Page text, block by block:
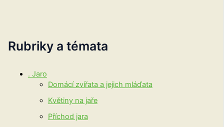
Rubriky a témata
. Jaro
Domácí zvířata a jejich mláďata
Květiny na jaře
Příchod jara